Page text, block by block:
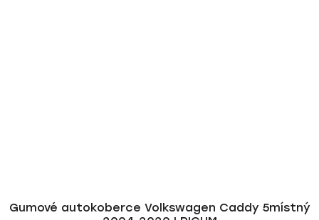
Gumové autokoberce Volkswagen Caddy 5místný